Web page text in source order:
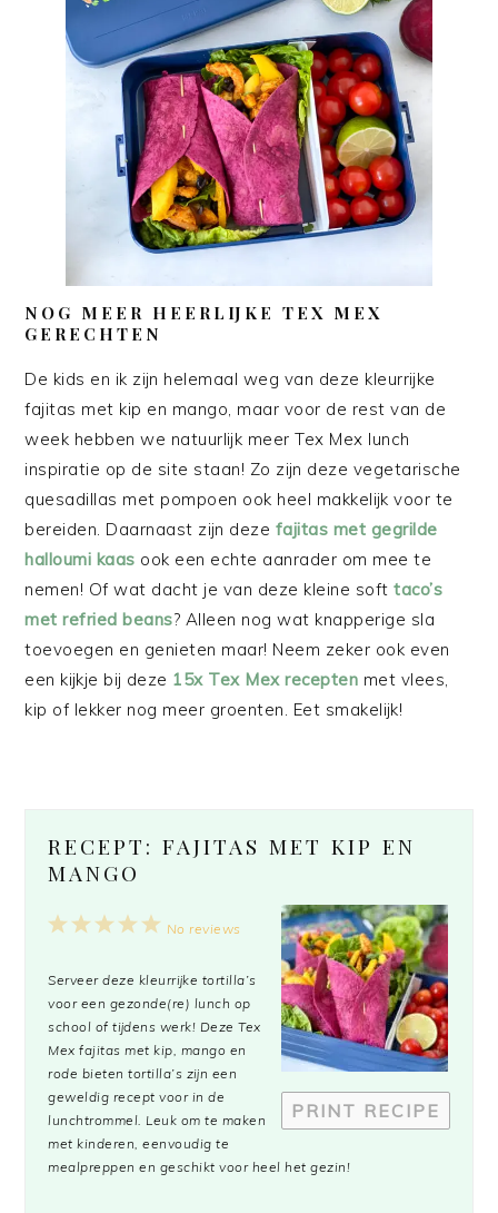
NOG MEER HEERLIJKE TEX MEX
GERECHTEN
De kids en ik zijn helemaal weg van deze kleurrijke
fajitas met kip en mango, maar voor de rest van de
week hebben we natuurlijk meer Tex Mex lunch
inspiratie op de site staan! Zo zijn deze vegetarische
quesadillas met pompoen ook heel makkelijk voor te
bereiden. Daarnaast zijn deze fajitas met gegrilde
halloumi kaas ook een echte aanrader om mee te
nemen! Of wat dacht je van deze kleine softtaco’s
met refried beans? Alleen nog wat knapperige sla
toevoegen en genieten maar! Neem zeker ook even
een kijkje bij deze 15x Tex Mex recepten met vlees,
kip of lekker nog meer groenten. Eet smakelijk!
RECEPT: FAJITAS MET KIP EN
MANGO
PRINT RECIPE
5
4
3
2
1
No reviews
Serveer deze kleurrijke tortilla’s
voor een gezonde(re) lunch op
school of tijdens werk! Deze Tex
Mex fajitas met kip, mango en
rode bieten tortilla’s zijn een
geweldig recept voor in de
lunchtrommel. Leuk om te maken
met kinderen, eenvoudig te
mealpreppen en geschikt voor heel het gezin!